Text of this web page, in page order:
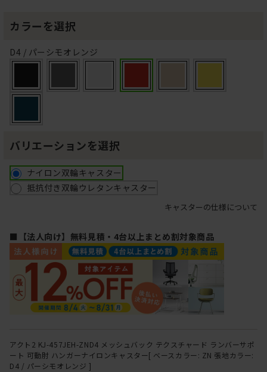
カラーを選択
D4 / パーシモオレンジ
バリエーションを選択
ナイロン双輪キャスター
抵抗付き双輪ウレタンキャスター
キャスターの仕様について
■【法人向け】無料見積・4台以上まとめ割対象商品
アクト2 KJ-457JEH-ZND4 メッシュバック テクスチャード ランバーサポ
ート 可動肘 ハンガーナイロンキャスター[ ベースカラー: ZN 張地カラー:
D4 / パーシモオレンジ ]